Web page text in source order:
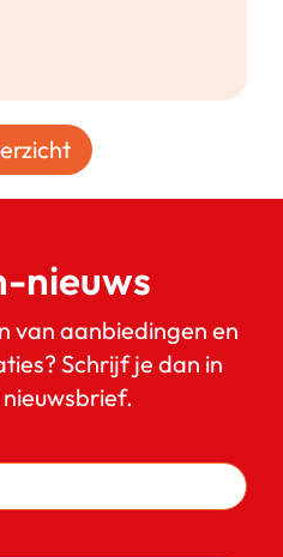
nieuws
van aanbiedingen en
Schrijf je dan in